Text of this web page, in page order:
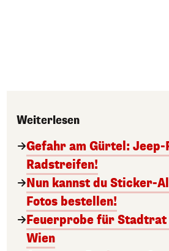
Weiterlesen
Gefahr am Gürtel:
Radstreifen!
Nun kannst du Sticker-
Fotos bestellen!
Feuerprobe für Stadtrat
Wien